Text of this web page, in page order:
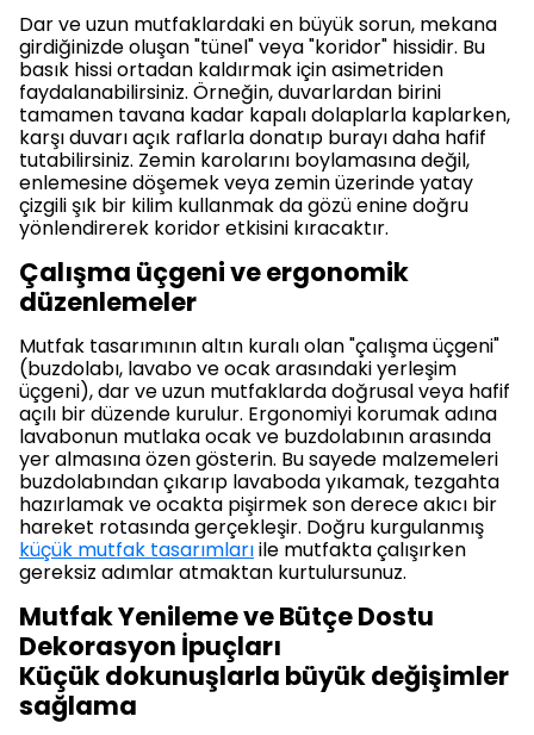
Dar ve uzun mutfaklardaki en büyük sorun, mekana
girdiğinizde oluşan "tünel" veya "koridor" hissidir. Bu
basık hissi ortadan kaldırmak için asimetriden
faydalanabilirsiniz. Örneğin, duvarlardan birini
tamamen tavana kadar kapalı dolaplarla kaplarken,
karşı duvarı açık raflarla donatıp burayı daha hafif
tutabilirsiniz. Zemin karolarını boylamasına değil,
enlemesine döşemek veya zemin üzerinde yatay
çizgili şık bir kilim kullanmak da gözü enine doğru
yönlendirerek koridor etkisini kıracaktır.
Çalışma üçgeni ve ergonomik
düzenlemeler
Mutfak tasarımının altın kuralı olan "çalışma üçgeni"
(buzdolabı, lavabo ve ocak arasındaki yerleşim
üçgeni), dar ve uzun mutfaklarda doğrusal veya hafif
açılı bir düzende kurulur. Ergonomiyi korumak adına
lavabonun mutlaka ocak ve buzdolabının arasında
yer almasına özen gösterin. Bu sayede malzemeleri
buzdolabından çıkarıp lavaboda yıkamak, tezgahta
hazırlamak ve ocakta pişirmek son derece akıcı bir
hareket rotasında gerçekleşir. Doğru kurgulanmış
küçük mutfak tasarımlarıile mutfakta çalışırken
gereksiz adımlar atmaktan kurtulursunuz.
Mutfak Yenileme ve Bütçe Dostu
Dekorasyon İpuçları
Küçük dokunuşlarla büyük değişimler
sağlama